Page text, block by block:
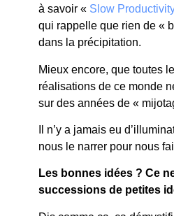
à savoir « Slow
qui rappelle que rien de «
dans la précipitation.
Mieux encore, que toutes
réalisations de ce monde
sur des années de «
Il n’y a jamais eu
nous le narrer pour nous
Les bonnes idées ? Ce
successions de petites